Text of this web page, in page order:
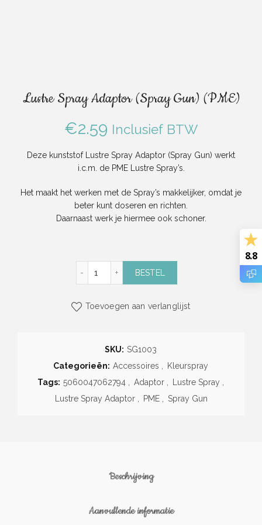
Lustre Spray Adaptor (Spray Gun) (PME)
€2.59 Inclusief BTW
Deze kunststof Lustre Spray Adaptor (Spray Gun) werkt
i.c.m. de PME Lustre Spray’s.
Het maakt het werken met de Spray’s makkelijker, omdat je
beter kunt doseren en richten.
Daarnaast werk je hiermee ook schoner.
Lustre Spray Adaptor (Spray Gun) (PME)
BESTEL
Toevoegen aan verlanglijst
SKU: SG1003
Categorieën: Accessoires
Kleurspray
Tags: 5060047062794 Adaptor Lustre Spray
Lustre Spray Adaptor
PME Spray Gun
Beschrijving
Aanvullende informatie
8.8